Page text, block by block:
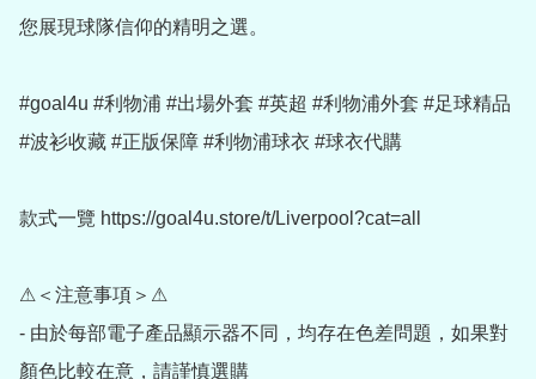
您展現球隊信仰的精明之選。
#goal4u #利物浦 #出場外套 #英超 #利物浦外套 #足球精品
#波衫收藏 #正版保障 #利物浦球衣 #球衣代購
款式一覽 https://goal4u.store/t/Liverpool?cat=all
⚠＜注意事項＞⚠
- 由於每部電子產品顯示器不同，均存在色差問題，如果對
顏色比較在意，請謹慎選購